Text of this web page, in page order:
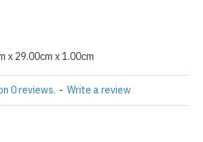
x 29.00cm x 1.00cm
0 reviews. - Write a review